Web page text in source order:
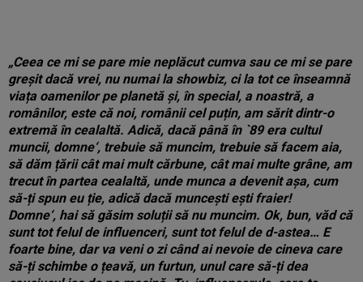
„Ceea ce mi se pare mie neplăcut cumva sau ce mi se pare
greșit dacă vrei, nu numai la showbiz, ci la tot ce înseamnă
viața oamenilor pe planetă și, în special, a noastră, a
românilor, este că noi, românii cel puțin, am sărit dintr-o
extremă în cealaltă. Adică, dacă până în `89 era cultul
muncii, domne‘, trebuie să muncim, trebuie să facem aia,
să dăm țării cât mai mult cărbune, cât mai multe grâne, am
trecut în partea cealaltă, unde munca a devenit așa, cum
să-ți spun eu ție, adică dacă muncești ești fraier!
Domne‘, hai să găsim soluții să nu muncim. Ok, bun, văd că
sunt tot felul de influenceri, sunt tot felul de d-astea… E
foarte bine, dar va veni o zi când ai nevoie de cineva care
să-ți schimbe o țeavă, un furtun, unul care să-ți dea